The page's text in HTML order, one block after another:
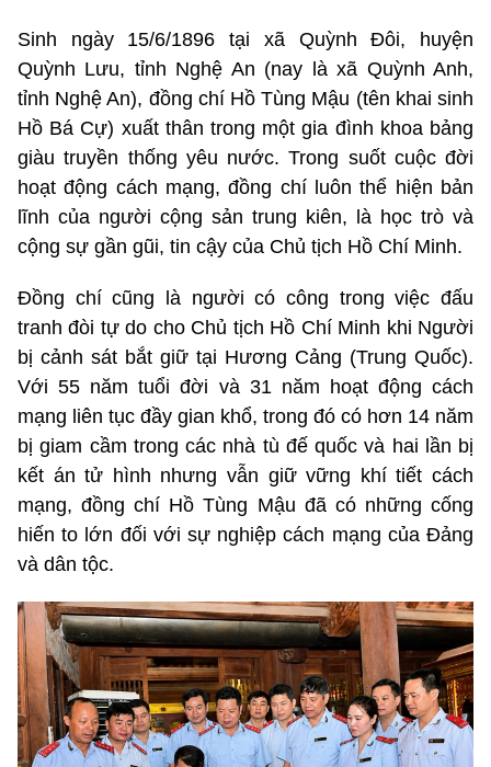
Sinh ngày 15/6/1896 tại xã Quỳnh Đôi, huyện
Quỳnh Lưu, tỉnh Nghệ An (nay là xã Quỳnh Anh,
tỉnh Nghệ An), đồng chí Hồ Tùng Mậu (tên khai sinh
Hồ Bá Cự) xuất thân trong một gia đình khoa bảng
giàu truyền thống yêu nước. Trong suốt cuộc đời
hoạt động cách mạng, đồng chí luôn thể hiện bản
lĩnh của người cộng sản trung kiên, là học trò và
cộng sự gần gũi, tin cậy của Chủ tịch Hồ Chí Minh.
Đồng chí cũng là người có công trong việc đấu
tranh đòi tự do cho Chủ tịch Hồ Chí Minh khi Người
bị cảnh sát bắt giữ tại Hương Cảng (Trung Quốc).
Với 55 năm tuổi đời và 31 năm hoạt động cách
mạng liên tục đầy gian khổ, trong đó có hơn 14 năm
bị giam cầm trong các nhà tù đế quốc và hai lần bị
kết án tử hình nhưng vẫn giữ vững khí tiết cách
mạng, đồng chí Hồ Tùng Mậu đã có những cống
hiến to lớn đối với sự nghiệp cách mạng của Đảng
và dân tộc.